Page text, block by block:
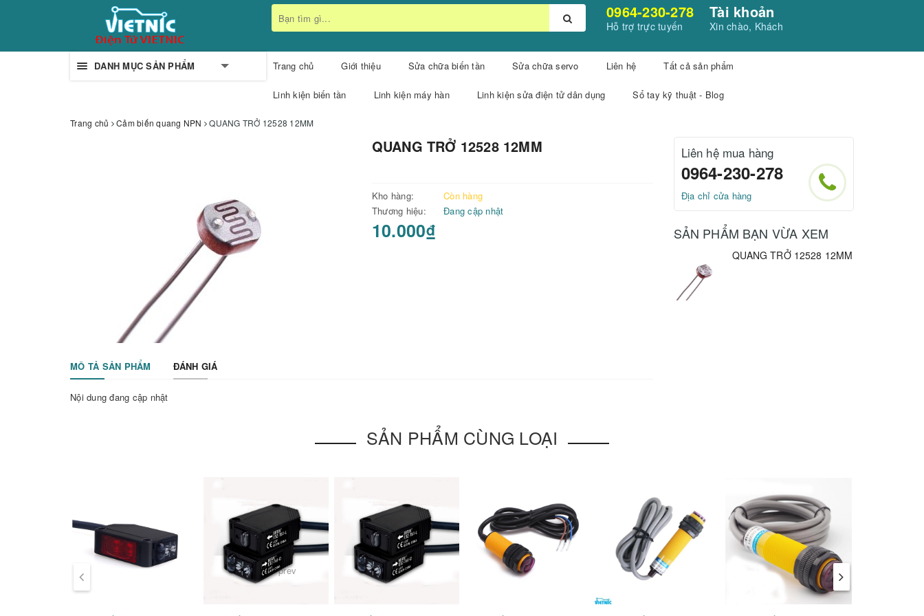
0964-230-278
Hỗ trợ trực tuyến
Tài khoản
Xin chào, Khách
DANH MỤC SẢN PHẨM Trang chủ Giới thiệu Sửa chữa biến tần Sửa chữa servo Liên hệ Tất cả sản phẩm
Linh kiện biến tần Linh kiện máy hàn Linh kiện sửa điện tử dân dụng Sổ tay kỹ thuật - Blog
Trang chủ Cảm biến quang NPN QUANG TRỞ 12528 12MM
QUANG TRỞ 12528 12MM
Kho hàng:
Còn hàng
Thương hiệu:
Đang cập nhật
10.000₫
MÔ TẢ SẢN PHẨM ĐÁNH GIÁ
Nội dung đang cập nhật
Liên hệ mua hàng
0964-230-278
Địa chỉ cửa hàng
SẢN PHẨM BẠN VỪA XEM
QUANG TRỞ 12528 12MM
SẢN PHẨM CÙNG LOẠI
prev